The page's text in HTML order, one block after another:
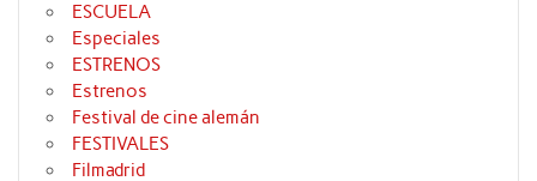
ESCUELA
Especiales
ESTRENOS
Estrenos
Festival de cine alemán
FESTIVALES
Filmadrid